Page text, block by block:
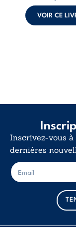
poids des
VOIR CE
Inscrivez-vous
dernières
E
-
m